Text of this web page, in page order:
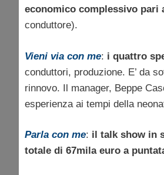
economico complessivo pari
conduttore).
Vieni via con me: i quattro
conduttori, produzione. E’ da
rinnovo. Il manager, Beppe
esperienza ai tempi della
Parla con me: il talk show in
totale di 67mila euro a